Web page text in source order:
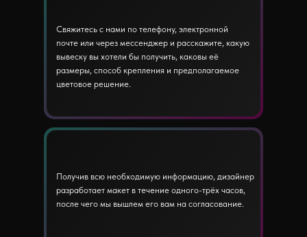
Свяжитесь с нами по телефону, электронной
почте или через мессенджер и расскажите, какую
вывеску вы хотели бы получить, каковы её
размеры, способ крепления и предполагаемое
цветовое решение.
Получив всю необходимую информацию, дизайнер
разработает макет в течение одного-трёх часов,
после чего мы вышлем его вам на согласование.